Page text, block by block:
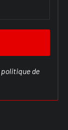
politique de